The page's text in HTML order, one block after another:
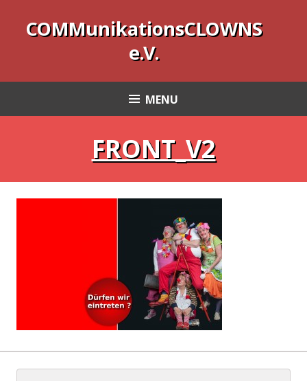
COMMunikationsCLOWNS
e.V.
MENU
FRONT_V2